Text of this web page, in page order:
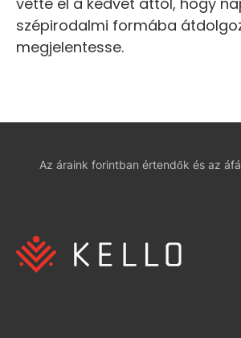
szépirodalmi formába
megjelentesse.
Az áraink forintban értendők és az